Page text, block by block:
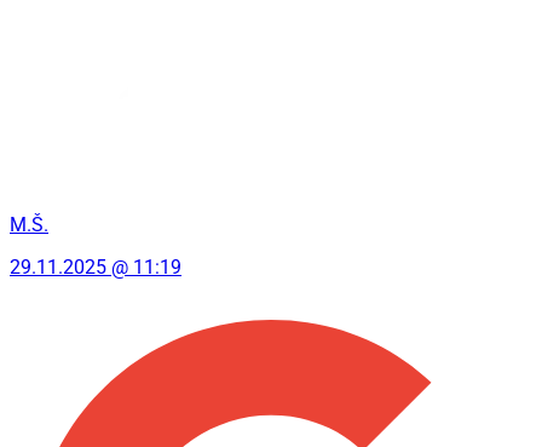
M.Š.
29.11.2025 @ 11:19